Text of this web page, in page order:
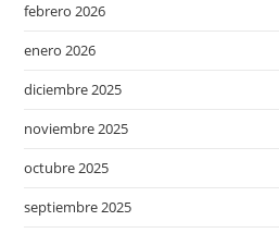
febrero 2026
enero 2026
diciembre 2025
noviembre 2025
octubre 2025
septiembre 2025